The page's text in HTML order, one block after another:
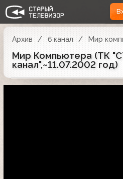
Архив 6 канал Мир
Мир Компьютера (ТК
канал",~11.07.2002 год)